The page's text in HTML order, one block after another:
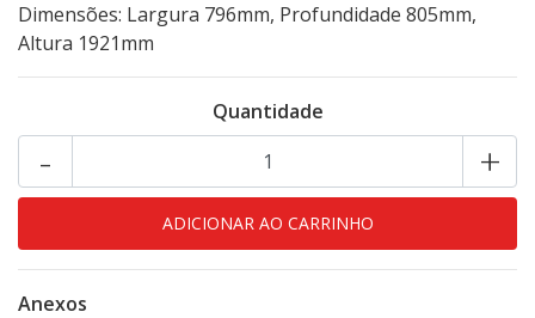
Dimensões: Largura 796mm, Profundidade 805mm,
Altura 1921mm
Quantidade
+
-
Anexos